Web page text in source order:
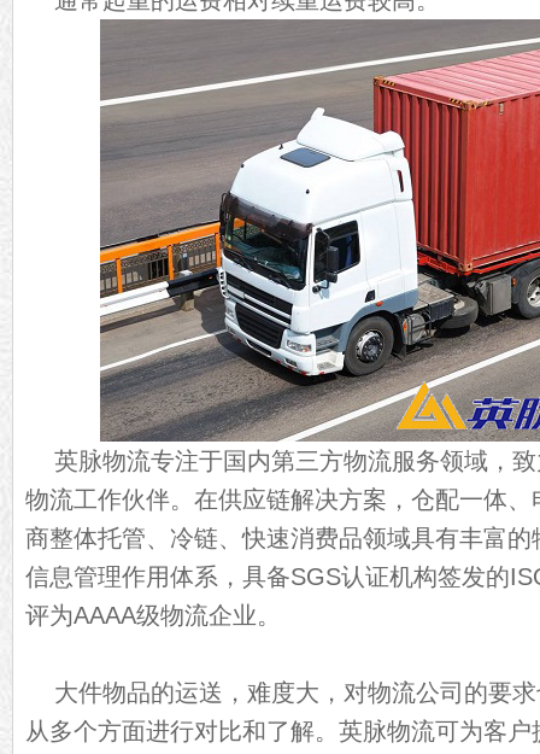
英脉物流专注于国内第三方物流服务领域，
物流工作伙伴。在供应链解决方案，仓配一体
商整体托管、冷链、快速消费品领域具有丰富
信息管理作用体系，具备SGS认证机构签发的
评为AAAA级物流企业。
大件物品的运送，难度大，对物流公司的要
从多个方面进行对比和了解。英脉物流可为客